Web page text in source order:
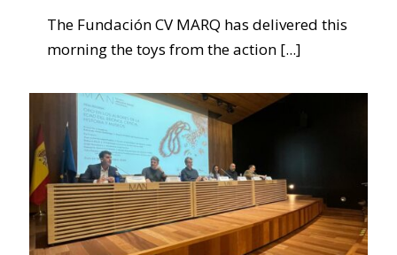
The Fundación CV MARQ has delivered this
morning the toys from the action [...]